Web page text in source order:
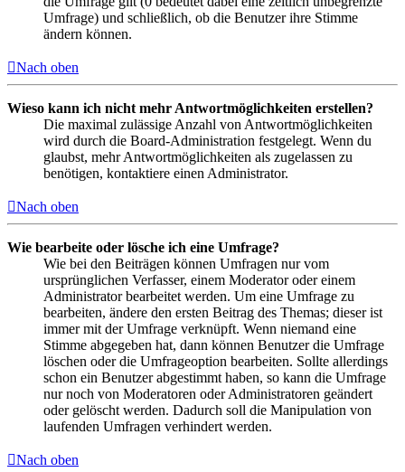
Umfrage) und schließlich, ob die Benutzer ihre Stimme
ändern können.
Nach oben
Wieso kann ich nicht mehr Antwortmöglichkeiten erstellen?
Die maximal zulässige Anzahl von Antwortmöglichkeiten
wird durch die Board-Administration festgelegt. Wenn du
glaubst, mehr Antwortmöglichkeiten als zugelassen zu
benötigen, kontaktiere einen Administrator.
Nach oben
Wie bearbeite oder lösche ich eine Umfrage?
Wie bei den Beiträgen können Umfragen nur vom
ursprünglichen Verfasser, einem Moderator oder einem
Administrator bearbeitet werden. Um eine Umfrage zu
bearbeiten, ändere den ersten Beitrag des Themas; dieser ist
immer mit der Umfrage verknüpft. Wenn niemand eine
Stimme abgegeben hat, dann können Benutzer die Umfrage
löschen oder die Umfrageoption bearbeiten. Sollte allerdings
schon ein Benutzer abgestimmt haben, so kann die Umfrage
nur noch von Moderatoren oder Administratoren geändert
oder gelöscht werden. Dadurch soll die Manipulation von
laufenden Umfragen verhindert werden.
Nach oben